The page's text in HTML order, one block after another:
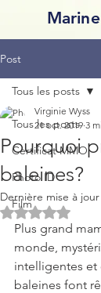
Post
Tous les posts
Certificat MMO
Photo ID
Film
Tous les posts
Pourquoi
baleines?
Virginie Wyss
21 oct. 2019 3
Dernière mise à
Noté NaN
Plus grand
monde,
intelligentes et
baleines font